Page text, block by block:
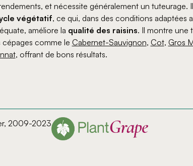
et nécessite généralement un tuteurage.
végétatif, ce qui, dans des conditions adaptées
améliore la qualité des raisins. Il montre une
cépages comme le Cabernet-Sauvignon, Cot, Gros
, offrant de bons résultats.
2009-2023